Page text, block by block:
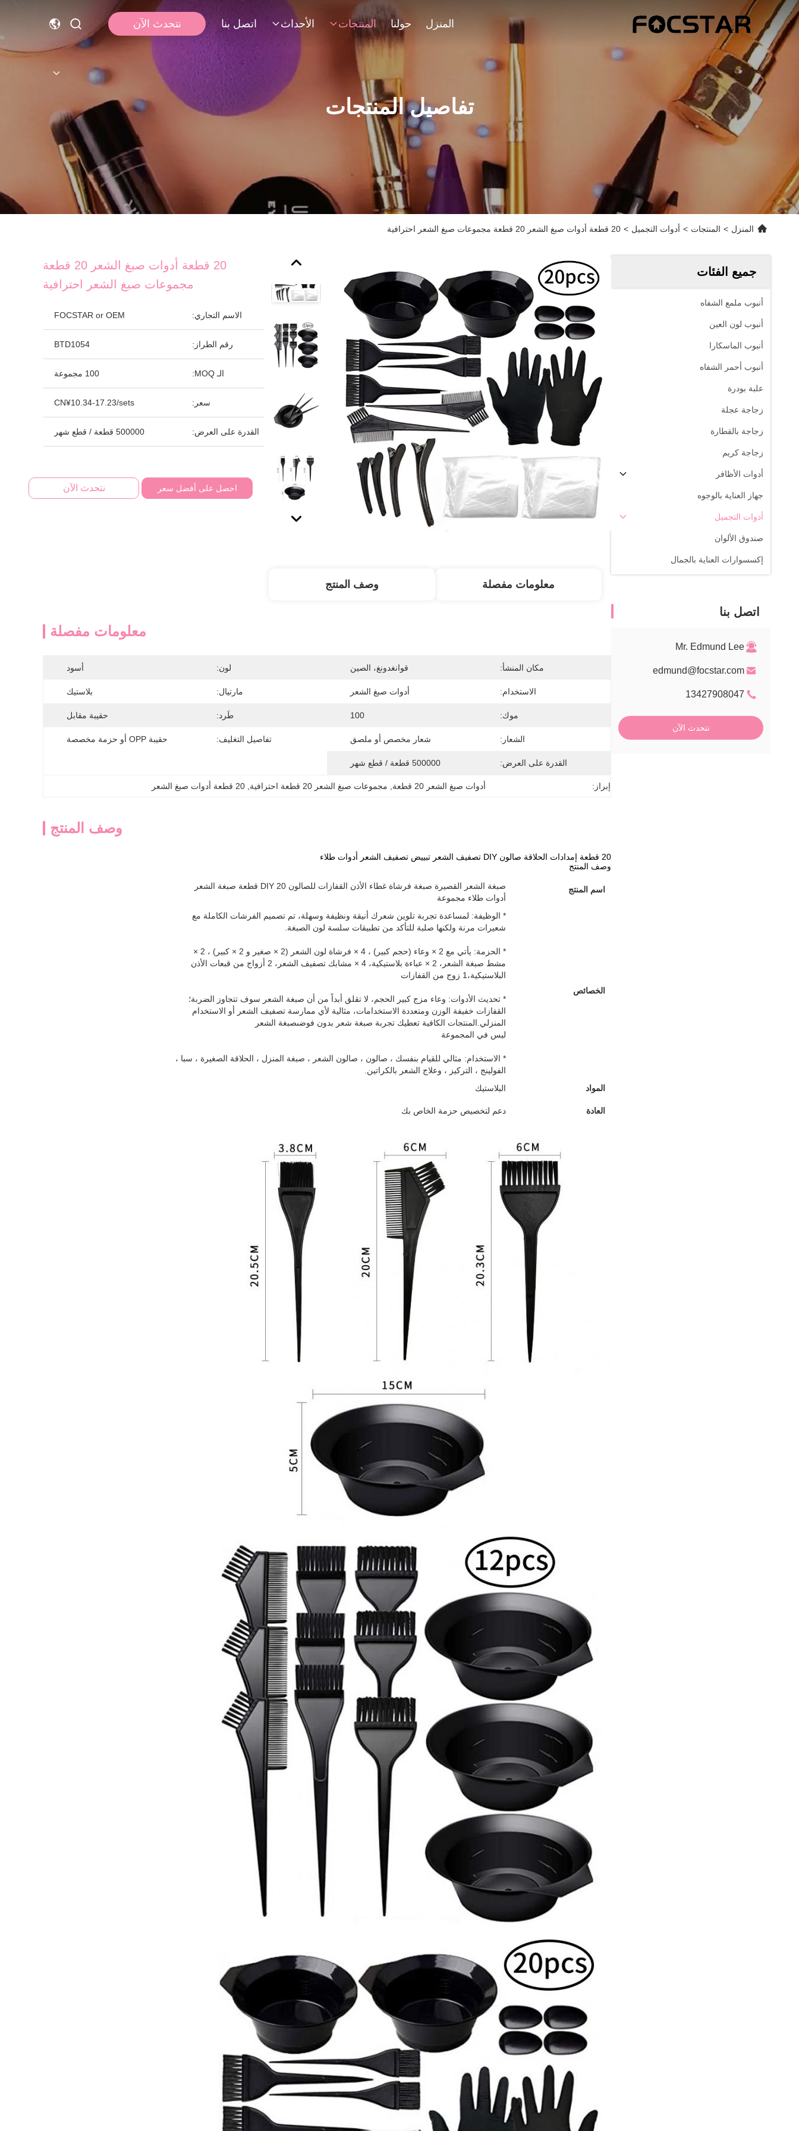
المنزل حولنا المنتجات الأحداث اتصل بنا نتحدث الآن
تفاصيل المنتجات
المنزل > المنتجات > أدوات التجميل > 20 قطعة أدوات صبغ الشعر 20 قطعة مجموعات صبغ الشعر احترافية
جميع الفئات
أنبوب ملمع الشفاه
أنبوب لون العين
أنبوب الماسكارا
أنبوب أحمر الشفاه
علبة بودرة
زجاجة عجلة
زجاجة بالقطارة
زجاجة كريم
أدوات الأظافر
جهاز العناية بالوجوه
أدوات التجميل
صندوق الألوان
إكسسوارات العناية بالجمال
اتصل بنا
Mr. Edmund Lee
edmund@focstar.com
13427908047
نتحدث الآن
20 قطعة أدوات صبغ الشعر 20 قطعة
مجموعات صبغ الشعر احترافية
الاسم التجاري: FOCSTAR or OEM
رقم الطراز: BTD1054
الـ MOQ: 100 مجموعة
سعر: CN¥10.34-17.23/sets
القدرة على العرض: 500000 قطعة / قطع شهر
احصل على أفضل سعر نتحدث الآن
معلومات مفصلة وصف المنتج
معلومات مفصلة
مكان المنشأ: قوانغدونغ، الصين لون: أسود
الاستخدام: أدوات صبغ الشعر مارتيال: بلاستيك
موك: 100 طَرد: حقيبة مقابل
الشعار: شعار مخصص أو ملصق تفاصيل التغليف: حقيبة OPP أو حزمة مخصصة
القدرة على العرض: 500000 قطعة / قطع شهر
إبراز: أدوات صبغ الشعر 20 قطعة مجموعات صبغ الشعر 20 قطعة احترافية , 20 قطعة أدوات صبغ الشعر
وصف المنتج
20 قطعة إمدادات الحلاقة صالون DIY تصفيف الشعر تبييض تصفيف الشعر أدوات طلاء
وصف المنتج
اسم المنتج
صبغة الشعر القصيرة صبغة فرشاة غطاء الأذن القفازات للصالون DIY 20 قطعة صبغة الشعر
أدوات طلاء مجموعة
الخصائص
* الوظيفة: لمساعدة تجربة تلوين شعرك أنيقة ونظيفة وسهلة، تم تصميم الفرشات الكاملة مع
شعيرات مرنة ولكنها صلبة للتأكد من تطبيقات سلسة لون الصبغة.
* الحزمة: يأتي مع 2 × وعاء (حجم كبير) ، 4 × فرشاة لون الشعر (2 × صغير و 2 × كبير) ، 2 ×
مشط صبغة الشعر، 2 × عباءة بلاستيكية، 4 × مشابك تصفيف الشعر، 2 أزواج من قبعات الأذن
البلاستيكية،1 زوج من القفازات
* تحديث الأدوات: وعاء مزج كبير الحجم، لا تقلق أبداً من أن صبغة الشعر سوف تتجاوز الضربة؛
القفازات خفيفة الوزن ومتعددة الاستخدامات، مثالية لأي ممارسة تصفيف الشعر أو الاستخدام
المنزلي.المنتجات الكافية تعطيك تجربة صبغة شعر بدون فوضىصبغة الشعر
ليس في المجموعة
* الاستخدام: مثالي للقيام بنفسك ، صالون ، صالون الشعر ، صبغة المنزل ، الحلاقة الصغيرة ، سبا ،
الفولينج ، التركيز ، وعلاج الشعر بالكراتين.
المواد
البلاستيك
العادة دعم لتخصيص حزمة الخاص بك